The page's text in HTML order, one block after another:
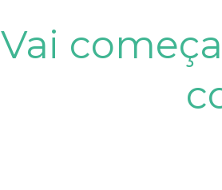
Vai